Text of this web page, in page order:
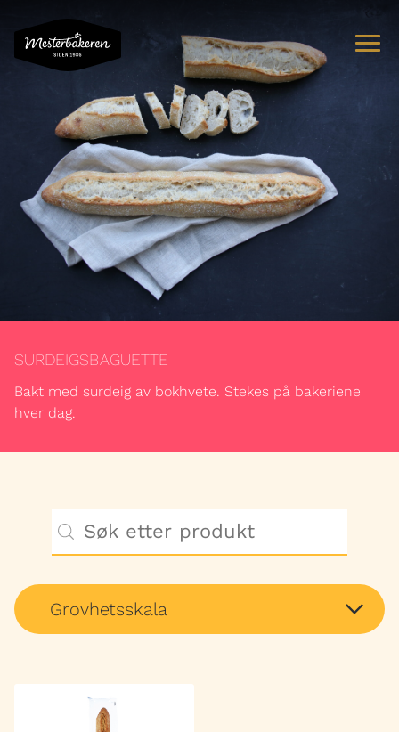
SURDEIGSBAGUETTE
Bakt med surdeig av bokhvete. Stekes på bakeriene
hver dag.
Grovhetsskala
OM OSS
SORTIMENT
OPPSKRIFTER OG INSPIRASJON
HENVENDELSER